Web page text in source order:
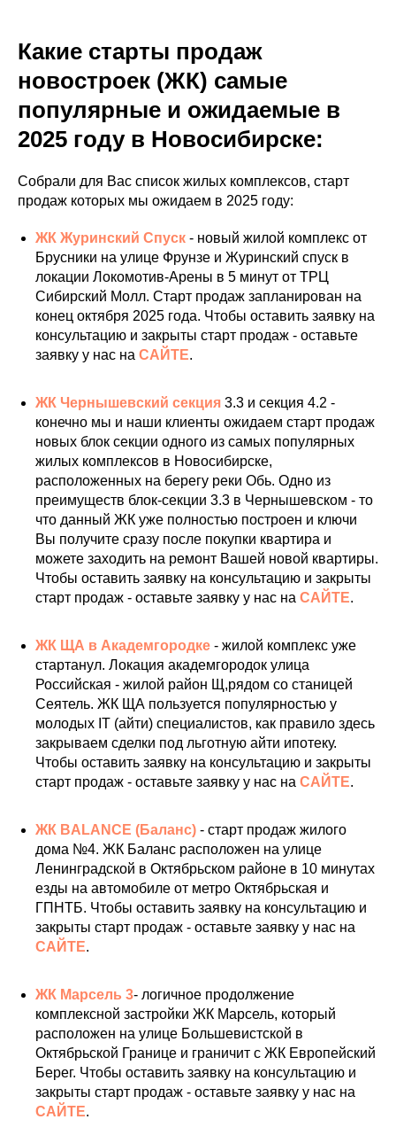
Какие старты продаж
новостроек (ЖК) самые
популярные и ожидаемые в
2025 году в Новосибирске:
Собрали для Вас список жилых комплексов, старт
продаж которых мы ожидаем в 2025 году:
ЖК Журинский Спуск - новый жилой комплекс от
Брусники на улице Фрунзе и Журинский спуск в
локации Локомотив-Арены в 5 минут от ТРЦ
Сибирский Молл. Старт продаж запланирован на
конец октября 2025 года. Чтобы оставить заявку на
консультацию и закрыты старт продаж - оставьте
заявку у нас на САЙТЕ.
ЖК Чернышевский секция 3.3 и секция 4.2 -
конечно мы и наши клиенты ожидаем старт продаж
новых блок секции одного из самых популярных
жилых комплексов в Новосибирске,
расположенных на берегу реки Обь. Одно из
преимуществ блок-секции 3.3 в Чернышевском - то
что данный ЖК уже полностью построен и ключи
Вы получите сразу после покупки квартира и
можете заходить на ремонт Вашей новой квартиры.
Чтобы оставить заявку на консультацию и закрыты
старт продаж - оставьте заявку у нас на САЙТЕ.
ЖК ЩА в Академгородке - жилой комплекс уже
стартанул. Локация академгородок улица
Российская - жилой район Щ,рядом со станицей
Сеятель. ЖК ЩА пользуется популярностью у
молодых IT (айти) специалистов, как правило здесь
закрываем сделки под льготную айти ипотеку.
Чтобы оставить заявку на консультацию и закрыты
старт продаж - оставьте заявку у нас на САЙТЕ.
ЖК BALANCE (Баланс) - старт продаж жилого
дома №4. ЖК Баланс расположен на улице
Ленинградской в Октябрьском районе в 10 минутах
езды на автомобиле от метро Октябрьская и
ГПНТБ. Чтобы оставить заявку на консультацию и
закрыты старт продаж - оставьте заявку у нас на
САЙТЕ.
ЖК Марсель 3- логичное продолжение
комплексной застройки ЖК Марсель, который
расположен на улице Большевистской в
Октябрьской Границе и граничит с ЖК Европейский
Берег. Чтобы оставить заявку на консультацию и
закрыты старт продаж - оставьте заявку у нас на
САЙТЕ.